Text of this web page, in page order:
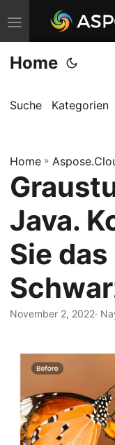
N
a
v
g
i
o
n
m
s
c
h
a
n
Home
Suche Kategorien
Home »
Java.
Sie
November 2, 2022·